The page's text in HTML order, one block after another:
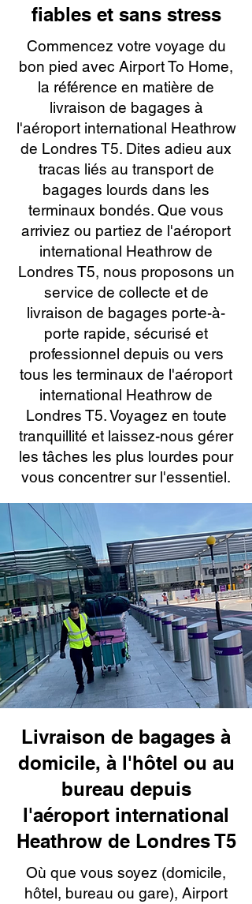
fiables et sans stress
Commencez votre voyage du
bon pied avec Airport To Home,
la référence en matière de
livraison de bagages à
l'aéroport international Heathrow
de Londres T5. Dites adieu aux
tracas liés au transport de
bagages lourds dans les
terminaux bondés. Que vous
arriviez ou partiez de l'aéroport
international Heathrow de
Londres T5, nous proposons un
service de collecte et de
livraison de bagages porte-à-
porte rapide, sécurisé et
professionnel depuis ou vers
tous les terminaux de l'aéroport
international Heathrow de
Londres T5. Voyagez en toute
tranquillité et laissez-nous gérer
les tâches les plus lourdes pour
vous concentrer sur l'essentiel.
Livraison de bagages à
domicile, à l'hôtel ou au
bureau depuis
l'aéroport international
Heathrow de Londres T5
Où que vous soyez (domicile,
hôtel, bureau ou gare), Airport